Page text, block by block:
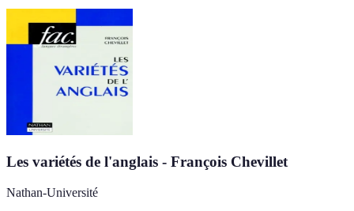
Les variétés de l'anglais - François Chevillet
Nathan-Université